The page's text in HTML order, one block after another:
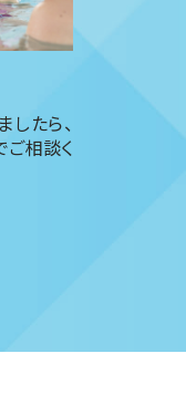
たら、
ご相談く